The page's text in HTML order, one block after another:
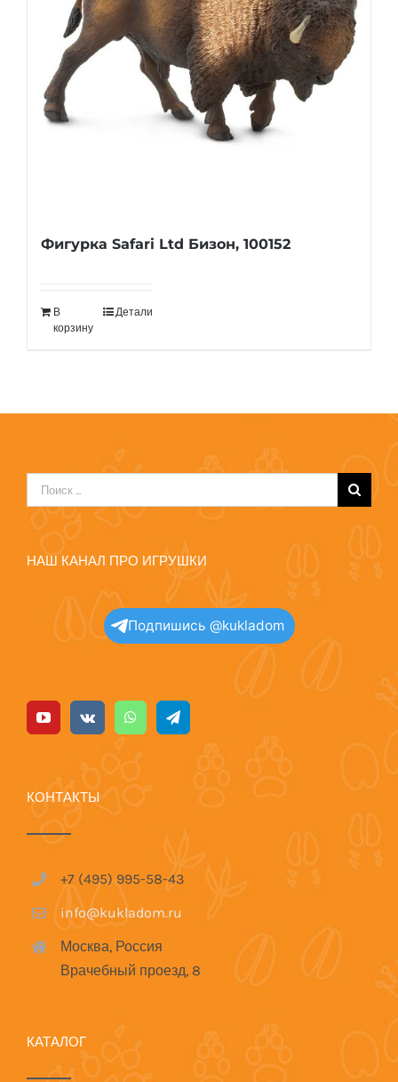
Фигурка Safari Ltd Бизон, 100152
В
корзину
Детали
Результат
поиска:
НАШ КАНАЛ ПРО ИГРУШКИ
Подпишись @kukladom
КОНТАКТЫ
+7 (495) 995-58-43
info@kukladom.ru
Москва, Россия
Врачебный проезд, 8
КАТАЛОГ